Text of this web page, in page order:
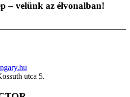
– velünk az élvonalban!
utca 5.